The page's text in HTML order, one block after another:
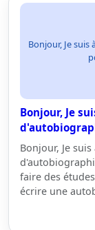
Bonjour, Je
Bonjour, Je
Bonjour, Je
faire des
écrire une